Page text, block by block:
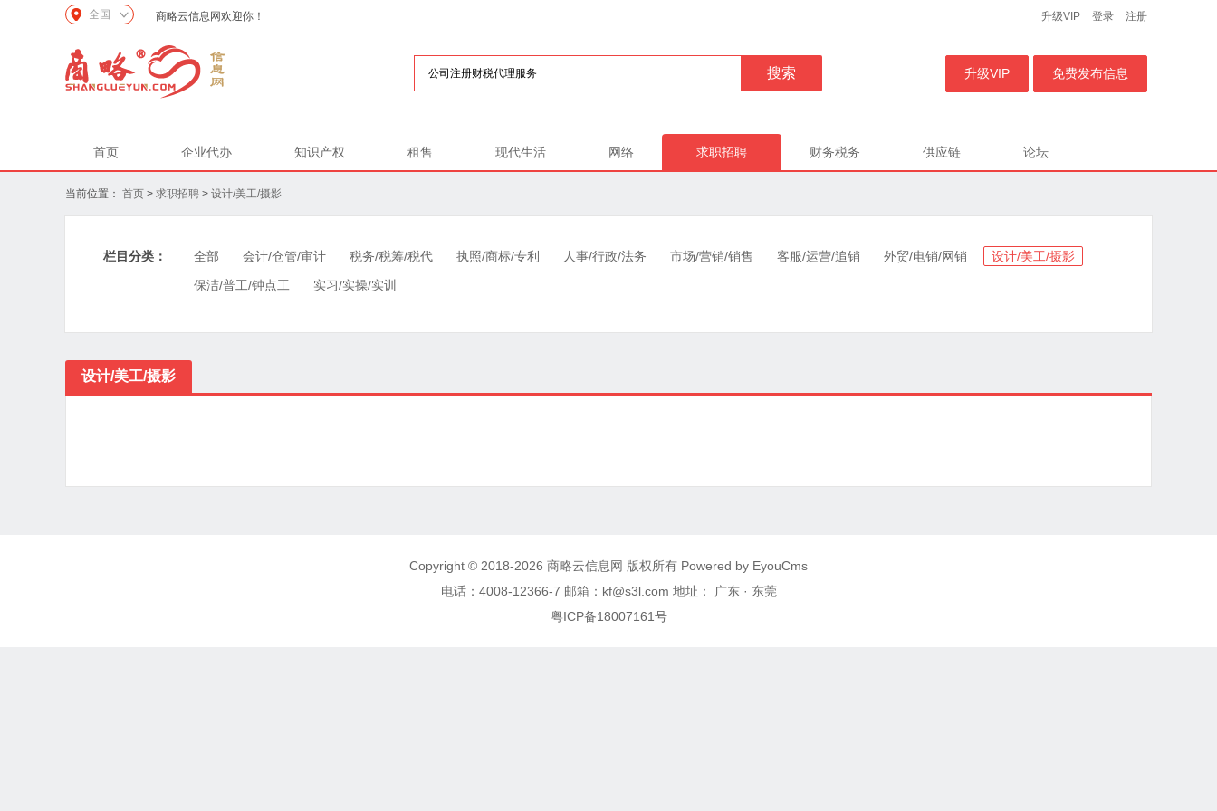
全国 商略云信息网欢迎你！ 升级VIP 登录 注册
升级VIP 免费发布信息
首页 企业代办 知识产权 租售 现代生活 网络 求职招聘 财务税务 供应链 论坛
当前位置： 首页 > 求职招聘 > 设计/美工/摄影
栏目分类： 全部 会计/仓管/审计 税务/税筹/税代 执照/商标/专利 人事/行政/法务 市场/营销/销售 客服/运营/追销 外贸/电销/网销
设计/美工/摄影
保洁/普工/钟点工
实习/实操/实训
设计/美工/摄影
Copyright © 2018-2026 商略云信息网 版权所有 Powered by EyouCms
电话：4008-12366-7 邮箱：kf@s3l.com 地址： 广东 · 东莞
粤ICP备18007161号